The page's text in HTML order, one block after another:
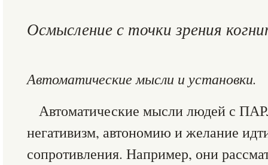
Осмысление с точки зрения
Автоматические мысли и установки.
Автоматические мысли людей с
негативизм, автономию и желание
сопротивления. Например, они